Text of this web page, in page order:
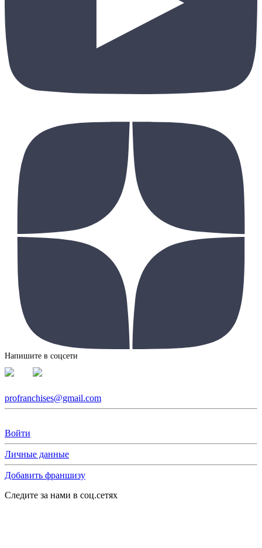
Напишите в соцсети
profranchises@gmail.com
Войти
Личные данные
Добавить франшизу
Следите за нами в соц.сетях